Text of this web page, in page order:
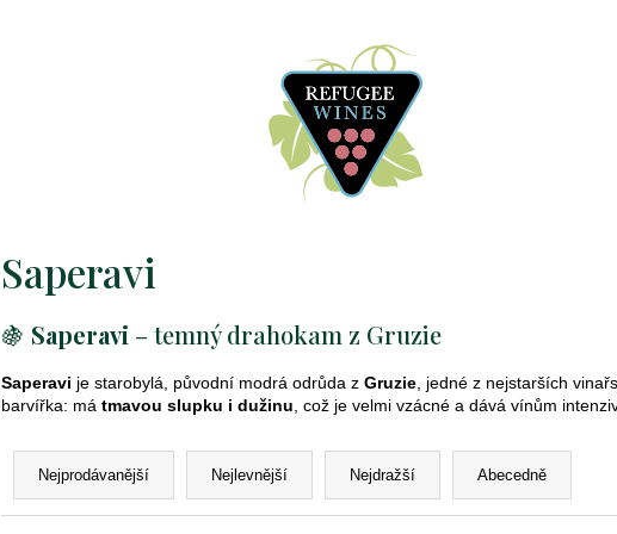
Saperavi
🍇 Saperavi – temný drahokam z Gruzie
Saperavi je starobylá, původní modrá odrůda z Gruzie , jedné z nejstarších
barvířka: má tmavou slupku i dužinu , což je velmi vzácné a dává vínům
Ř
a
Nejprodávanější Nejlevnější Nejdražší Abecedně